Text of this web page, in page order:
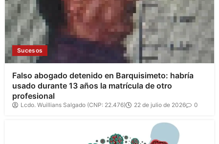
Sucesos
Falso abogado detenido en Barquisimeto: habría
usado durante 13 años la matrícula de otro
profesional
Lcdo. Wuillians Salgado (CNP: 22.476) 22 de julio de 2026 0